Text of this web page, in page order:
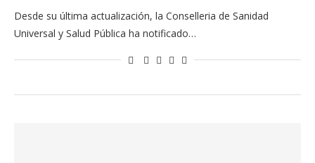
Desde su última actualización, la Conselleria de Sanidad
Universal y Salud Pública ha notificado…